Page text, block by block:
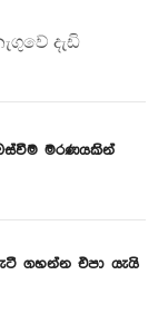
දැඩි
මරණයකින්
ගහන්න එපා යැයි